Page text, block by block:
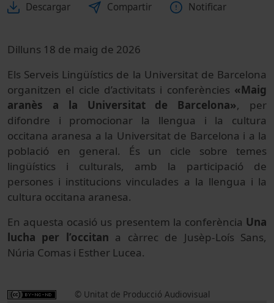
Descargar Compartir Notificar
Dilluns 18 de maig de 2026
Els Serveis Lingüístics de la Universitat de Barcelona
organitzen el cicle d’activitats i conferències «Maig
aranès a la Universitat de Barcelona», per
difondre i promocionar la llengua i la cultura
occitana aranesa a la Universitat de Barcelona i a la
població en general. És un cicle sobre temes
lingüístics i culturals, amb la participació de
persones i institucions vinculades a la llengua i la
cultura occitana aranesa.
En aquesta ocasió us presentem la conferència Una
lucha per l’occitan a càrrec de Jusèp-Loís Sans,
Núria Comas i Esther Lucea.
© Unitat de Producció Audiovisual